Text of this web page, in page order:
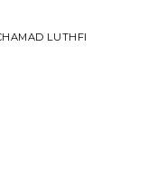
LUTHFI